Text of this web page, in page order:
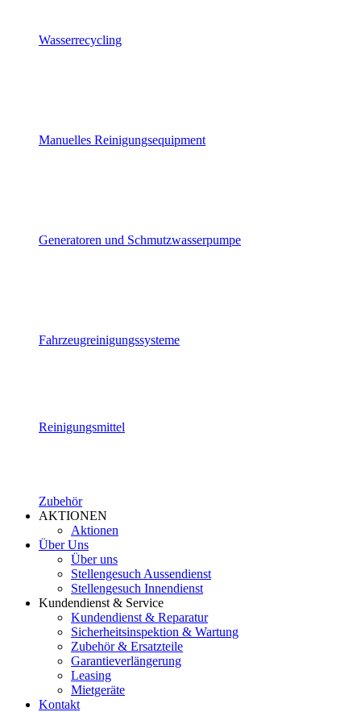
Wasserrecycling
Manuelles Reinigungsequipment
Generatoren und Schmutzwasserpumpe
Fahrzeugreinigungssysteme
Reinigungsmittel
Zubehör
AKTIONEN
Aktionen
Über Uns
Über uns
Stellengesuch Aussendienst
Stellengesuch Innendienst
Kundendienst & Service
Kundendienst & Reparatur
Sicherheitsinspektion & Wartung
Zubehör & Ersatzteile
Garantieverlängerung
Leasing
Mietgeräte
Kontakt